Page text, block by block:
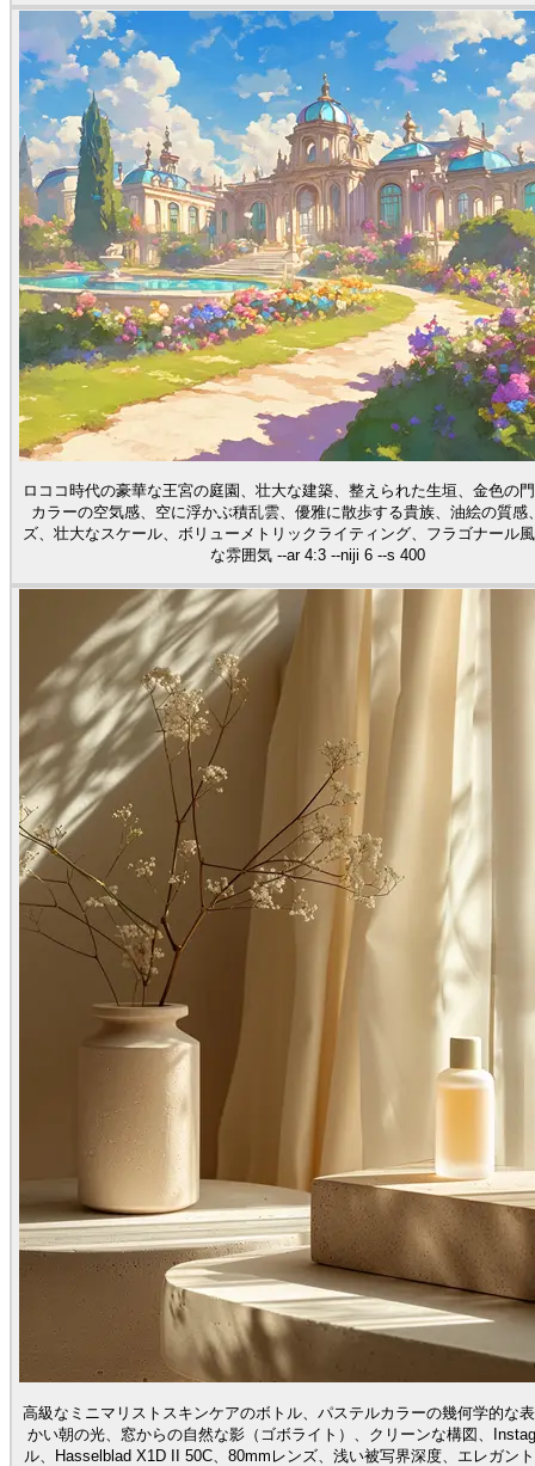
ロココ時代の豪華な王宮の庭園、壮大な建築、整えられた生垣、金色の
カラーの空気感、空に浮かぶ積乱雲、優雅に散歩する貴族、油絵の質感
ズ、壮大なスケール、ボリューメトリックライティング、フラゴナール
な雰囲気 --ar 4:3 --niji 6 --s 400
高級なミニマリストスキンケアのボトル、パステルカラーの幾何学的な
かい朝の光、窓からの自然な影（ゴボライト）、クリーンな構図、
ル、Hasselblad X1D II 50C、80mmレンズ、浅い被写界深度、エレガン